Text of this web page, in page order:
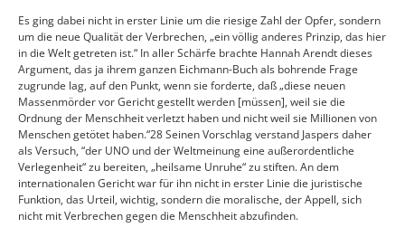
Es ging dabei nicht in erster Linie um die riesige Zahl der Opfer, sondern
um die neue Qualität der Verbrechen, „ein völlig anderes Prinzip, das hier
in die Welt getreten ist.“ In aller Schärfe brachte Hannah Arendt dieses
Argument, das ja ihrem ganzen Eichmann-Buch als bohrende Frage
zugrunde lag, auf den Punkt, wenn sie forderte, daß „diese neuen
Massenmörder vor Gericht gestellt werden [müssen], weil sie die
Ordnung der Menschheit verletzt haben und nicht weil sie Millionen von
Menschen getötet haben.“28 Seinen Vorschlag verstand Jaspers daher
als Versuch, “der UNO und der Weltmeinung eine außerordentliche
Verlegenheit“ zu bereiten, „heilsame Unruhe“ zu stiften. An dem
internationalen Gericht war für ihn nicht in erster Linie die juristische
Funktion, das Urteil, wichtig, sondern die moralische, der Appell, sich
nicht mit Verbrechen gegen die Menschheit abzufinden.